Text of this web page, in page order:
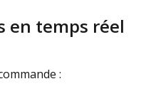
en temps réel
: